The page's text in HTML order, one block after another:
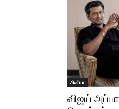
சினிமா
விஜய்